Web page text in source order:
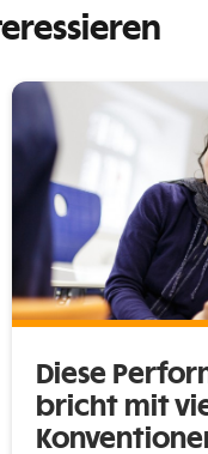
Diese
bricht mit